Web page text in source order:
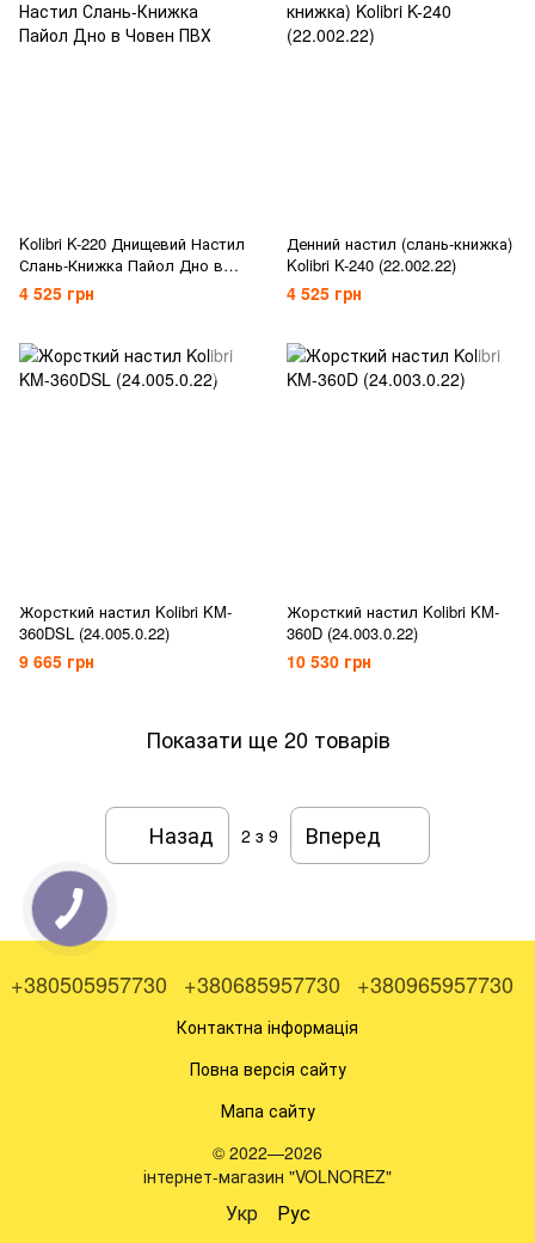
Kolibri K-220 Днищевий Настил
Слань-Книжка Пайол Дно в
Човен ПВХ
4 525 грн
Денний настил (слань-книжка)
Kolibri K-240 (22.002.22)
4 525 грн
Жорсткий настил Kolibri KM-
360DSL (24.005.0.22)
9 665 грн
Жорсткий настил Kolibri KM-
360D (24.003.0.22)
10 530 грн
Показати ще 20 товарів
Назад 2 з 9 Вперед
+380505957730 +380685957730 +380965957730
Контактна інформація
Повна версія сайту
Мапа сайту
© 2022—2026
інтернет-магазин "VOLNOREZ"
Укр Рус